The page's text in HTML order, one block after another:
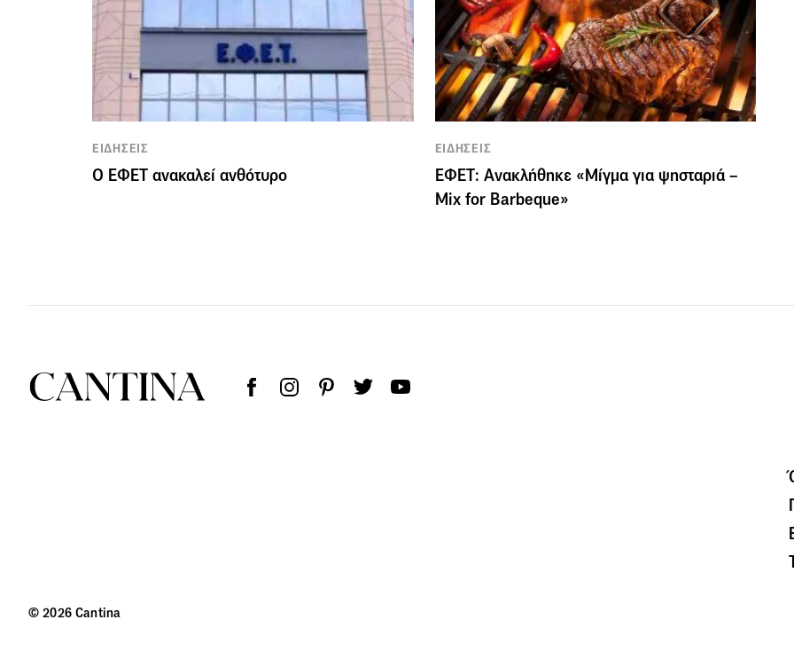
ΕΙΔΗΣΕΙΣ
Ο ΕΦΕΤ ανακαλεί ανθότυρο
ΕΙΔΗΣΕΙΣ
ΕΦΕΤ: Ανακλήθηκε «Μίγμα για ψησταριά –
Mix for Barbeque»
© 2026 Cantina